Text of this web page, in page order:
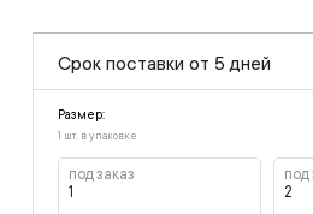
Срок поставки от 5 дней
Размер:
1 шт. в упаковке
под заказ
1
под
2